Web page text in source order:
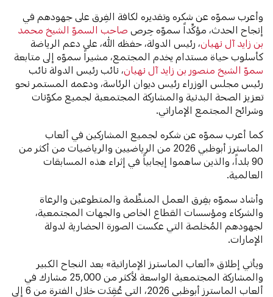
وأعرب سموّه عن شكره وتقديره لكافة الفِرق على جهودهم في
إنجاح الحدث، مؤكِّداً سموّه حِرص صاحب السموّ الشيخ محمد
بن زايد آل نهيان، رئيس الدولة، حفظه الله، على دعم الرياضة
كأسلوب حياة مستدام يخدم المجتمع، مشيراً سموّه إلى متابعة
سموّ الشيخ منصور بن زايد آل نهيان، نائب رئيس الدولة نائب
رئيس مجلس الوزراء رئيس ديوان الرئاسة، ودعمه المستمر نحو
تعزيز الصحة البدنية والمشاركة المجتمعية لجميع مكوّنات
وشرائح المجتمع الإماراتي.
كما أعرب سموّه عن شكره لجميع المشاركين في ألعاب
الماسترز أبوظبي 2026 من الرياضيين والرياضيات من أكثر من
90 بلداً، والذين ساهموا إيجابياً في إثراء هذه المسابقات
العالمية.
وأشاد سموّه بفِرق العمل المنظِّمة والمتطوعين والرعاة
والشركاء ومؤسسات القطاع الخاص والجهات المجتمعية،
لجهودهم المُخلصة التي عكست الصورة الحضارية لدولة
الإمارات.
ويأتي إطلاق «ألعاب الماسترز الإماراتية» بعد النجاح الكبير
والمشاركة المجتمعية الواسعة لأكثر من 25,000 مشارك في
ألعاب الماسترز أبوظبي 2026، التي عُقِدَت خلال الفترة من 6 إلى